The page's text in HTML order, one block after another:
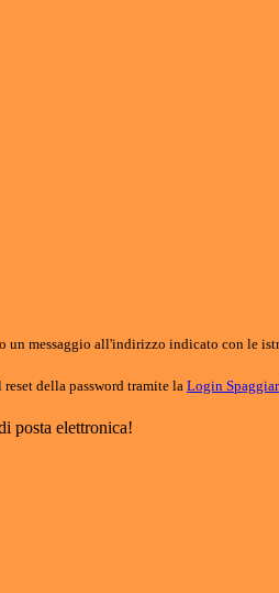
un messaggio all'indirizzo indicato con le
della password tramite la Login
posta elettronica!